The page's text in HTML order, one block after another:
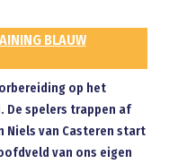
BLAUW
op het
De spelers trappen af
Niels van Casteren start
van ons eigen